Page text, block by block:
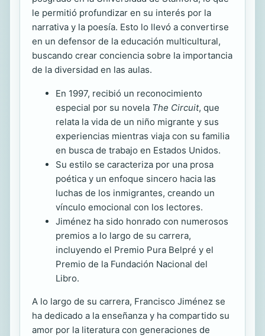
le permitió profundizar en su interés por la
narrativa y la poesía. Esto lo llevó a convertirse
en un defensor de la educación multicultural,
buscando crear conciencia sobre la importancia
de la diversidad en las aulas.
En 1997, recibió un reconocimiento
especial por su novela The Circuit, que
relata la vida de un niño migrante y sus
experiencias mientras viaja con su familia
en busca de trabajo en Estados Unidos.
Su estilo se caracteriza por una prosa
poética y un enfoque sincero hacia las
luchas de los inmigrantes, creando un
vínculo emocional con los lectores.
Jiménez ha sido honrado con numerosos
premios a lo largo de su carrera,
incluyendo el Premio Pura Belpré y el
Premio de la Fundación Nacional del
Libro.
A lo largo de su carrera, Francisco Jiménez se
ha dedicado a la enseñanza y ha compartido su
amor por la literatura con generaciones de